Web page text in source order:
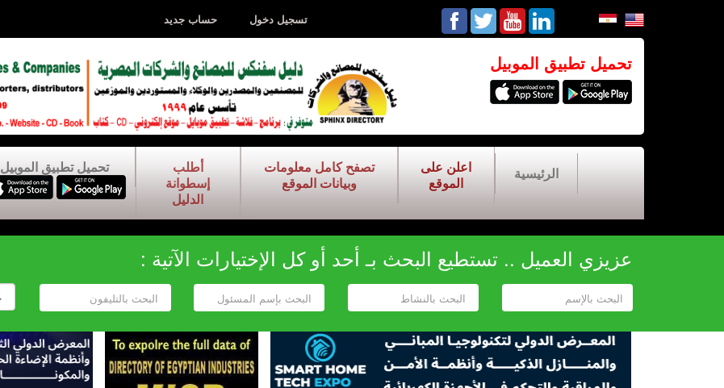
تسجيل دخول حساب جديد
تحميل تطبيق الموبيل
الرئيسية
اعلن على
الموقع
تصفح كامل معلومات
وبيانات الموقع
أطلب
إسطوانة
الدليل
تحميل تطبيق الموبيل
عزيزي العميل .. تستطيع البحث بـ أحد أو كل الإختيارات الآتية :